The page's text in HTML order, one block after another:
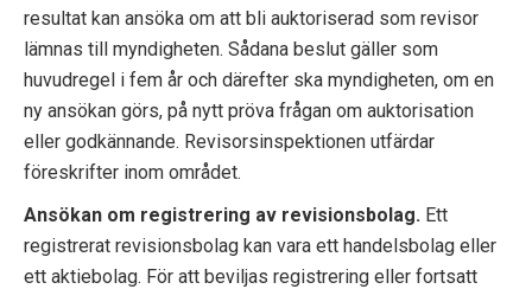
o
n
e
n
resultat kan ansöka om att bli auktoriserad som revisor
lämnas till myndigheten. Sådana beslut gäller som
huvudregel i fem år och därefter ska myndigheten, om en
ny ansökan görs, på nytt pröva frågan om auktorisation
eller godkännande. Revisorsinspektionen utfärdar
föreskrifter inom området.
Ansökan om registrering av revisionsbolag. Ett
registrerat revisionsbolag kan vara ett handelsbolag eller
ett aktiebolag. För att beviljas registrering eller fortsatt